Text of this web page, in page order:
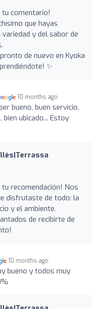
tu comentario!
que hayas
y del sabor de
de nuevo en Kyoka
✨
10 months ago
bueno, buen servicio,
ubicado... Estoy
tu recomendación! Nos
disfrutaste de todo: la
y el ambiente.
de recibirte de
10 months ago
bueno y todos muy